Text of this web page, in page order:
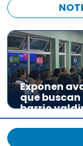
Exponen
que
barrio